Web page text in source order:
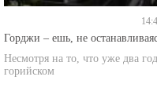
Горджи – ешь, не
Несмотря на то, что уже два
горийском